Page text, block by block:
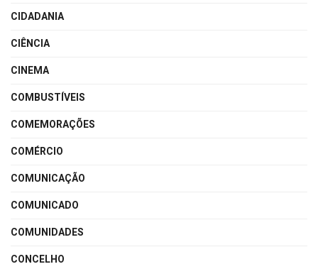
CIDADANIA
CIÊNCIA
CINEMA
COMBUSTÍVEIS
COMEMORAÇÕES
COMÉRCIO
COMUNICAÇÃO
COMUNICADO
COMUNIDADES
CONCELHO